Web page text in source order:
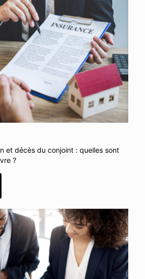
et décès du conjoint : quelles sont
?